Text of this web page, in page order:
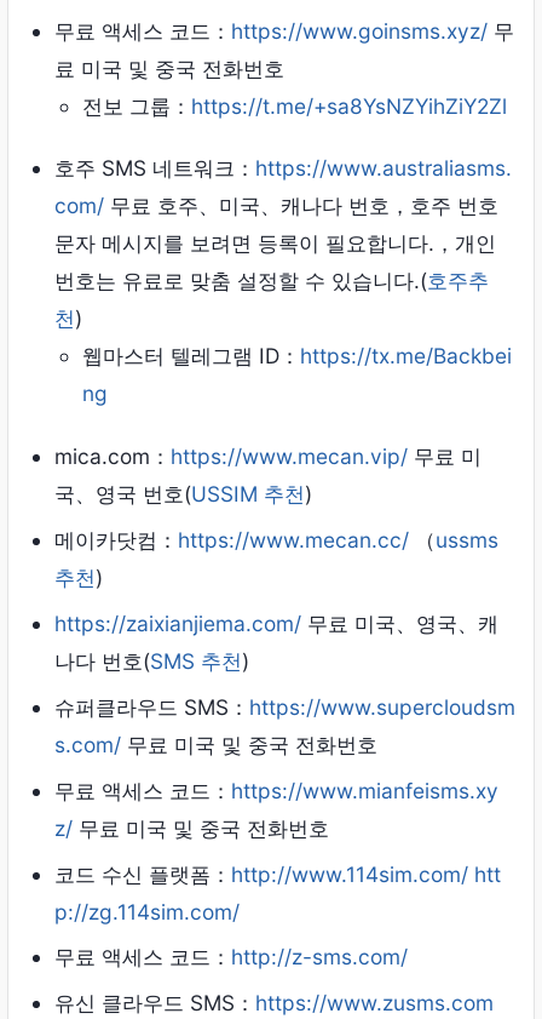
무료 액세스 코드： https://www.goinsms.xyz/ 무
료 미국 및 중국 전화번호
전보 그룹： https://t.me/+sa8YsNZYihZiY2Zl
호주 SMS 네트워크： https://www.australiasms.
com/ 무료 호주、미국、캐나다 번호，호주 번호
문자 메시지를 보려면 등록이 필요합니다.，개인
번호는 유료로 맞춤 설정할 수 있습니다.(호주추
천)
웹마스터 텔레그램 ID： https://tx.me/Backbei
ng
mica.com： https://www.mecan.vip/ 무료 미
국、영국 번호(USSIM 추천)
메이카닷컴： https://www.mecan.cc/ （ussms
추천)
https://zaixianjiema.com/ 무료 미국、영국、캐
나다 번호(SMS 추천)
슈퍼클라우드 SMS： https://www.supercloudsm
s.com/ 무료 미국 및 중국 전화번호
무료 액세스 코드： https://www.mianfeisms.xy
z/ 무료 미국 및 중국 전화번호
코드 수신 플랫폼： http://www.114sim.com/ htt
p://zg.114sim.com/
무료 액세스 코드： http://z-sms.com/
유신 클라우드 SMS： https://www.zusms.com